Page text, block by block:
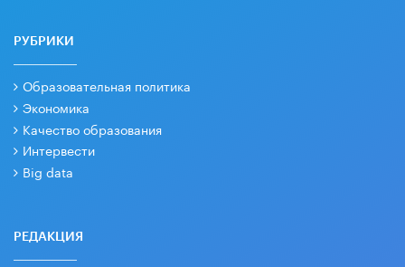
РУБРИКИ
Образовательная политика
Экономика
Качество образования
Интервести
Big data
РЕДАКЦИЯ